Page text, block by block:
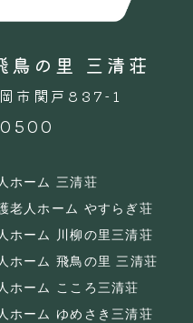
鳥の里 三清荘
市関戸837-1
ホーム 三清荘
老人ホーム やすらぎ荘
ホーム 川柳の里三清荘
ホーム 飛鳥の里 三清荘
ホーム こころ三清荘
ホーム ゆめさき三清荘